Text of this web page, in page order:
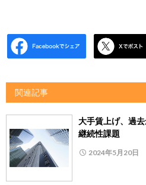
関連記事
大手賃上げ、過去
継続性課題
2024年5月20日